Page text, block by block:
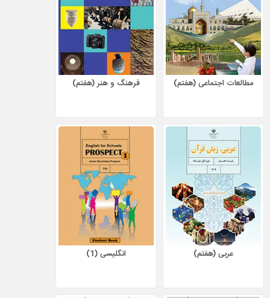
مطالعات اجتماعی (هفتم) فرهنگ و هنر (هفتم)
عربی (هفتم) انگلیسی (1)